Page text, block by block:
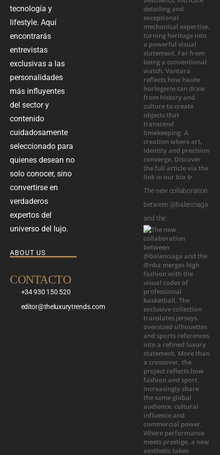
tecnología y
lifestyle. Aquí
encontrarás
entrevistas
exclusivas a las
personalidades
más influyentes
del sector y
contenido
cuidadosamente
seleccionado para
quienes desean no
solo conocer, sino
convertirse en
verdaderos
expertos del
universo del lujo.
ABOUT US
CONTACTO
+34 930 150 520
editor@theluxurytrends.com
The new collaboration
between @balenciaga
and the